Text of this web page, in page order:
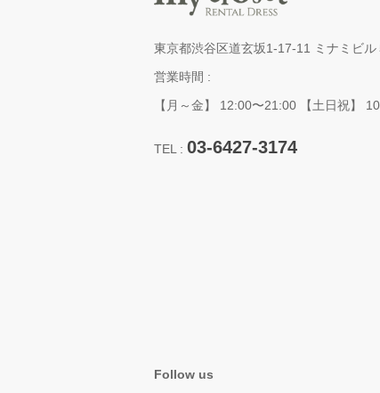
東京都渋谷区道玄坂1-17-11 ミナミビル
営業時間 :
【月～金】 12:00〜21:00 【土日祝】
TEL : 03-6427-3174
Follow us